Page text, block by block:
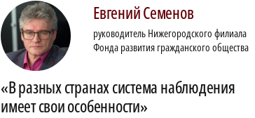
ЕвгенийСеменов
руководитель Нижегородского филиала
Фонда развития гражданского общества
«В разных странах система наблюдения
имеет свои особенности»